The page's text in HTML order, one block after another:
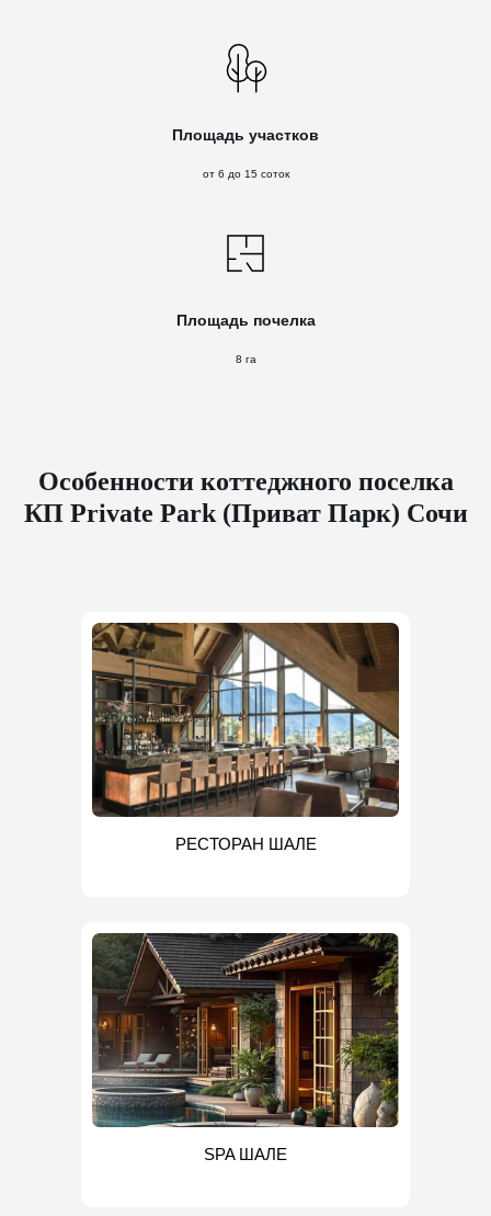
Площадь участков
от 6 до 15 соток
Площадь почелка
8 га
Особенности коттеджного поселка
КП Private Park (Приват Парк) Сочи
РЕСТОРАН ШАЛЕ
SPA ШАЛЕ